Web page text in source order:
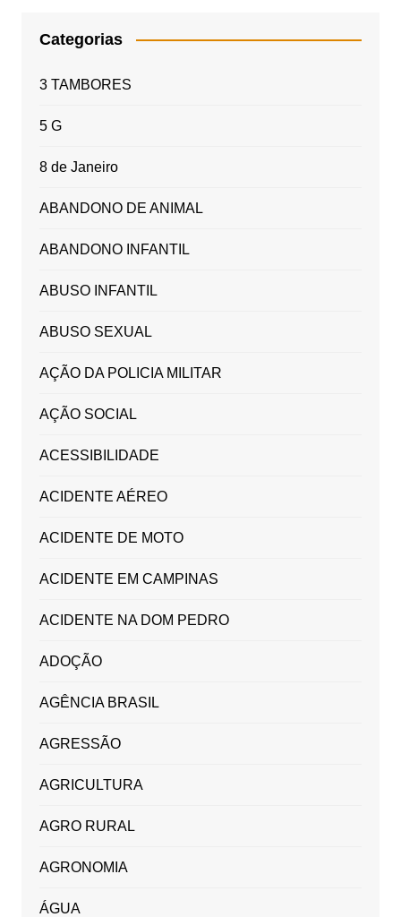
Categorias
3 TAMBORES
5 G
8 de Janeiro
ABANDONO DE ANIMAL
ABANDONO INFANTIL
ABUSO INFANTIL
ABUSO SEXUAL
AÇÃO DA POLICIA MILITAR
AÇÃO SOCIAL
ACESSIBILIDADE
ACIDENTE AÉREO
ACIDENTE DE MOTO
ACIDENTE EM CAMPINAS
ACIDENTE NA DOM PEDRO
ADOÇÃO
AGÊNCIA BRASIL
AGRESSÃO
AGRICULTURA
AGRO RURAL
AGRONOMIA
ÁGUA